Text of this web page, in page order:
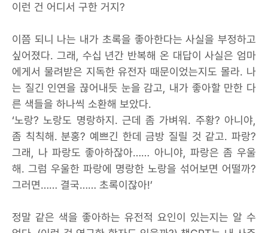
이런 건 어디서 구한 거지?
이쯤 되니 나는 내가 초록을 좋아한다는 사실을 부정하고
싶어졌다. 그래, 수십 년간 반복해 온 대답이 사실은 엄마
에게서 물려받은 지독한 유전자 때문이었는지도 몰라. 나
는 질긴 인연을 끊어내듯 눈을 감고, 내가 좋아할 만한 다
른 색들을 하나씩 소환해 보았다.
‘노랑? 노랑도 명랑하지. 근데 좀 가벼워. 주황? 아니야,
좀 칙칙해. 분홍? 예쁘긴 한데 금방 질릴 것 같고. 파랑?
그래, 나 파랑도 좋아하잖아…… 아니야, 파랑은 좀 우울
해. 그럼 우울한 파랑에 명랑한 노랑을 섞어보면 어떨까?
그러면…… 결국…… 초록이잖아!’
정말 같은 색을 좋아하는 유전적 요인이 있는지는 알 수